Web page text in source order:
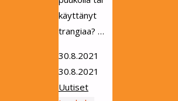
käyttänyt
trangiaa? …
30.8.2021
30.8.2021
Uutiset